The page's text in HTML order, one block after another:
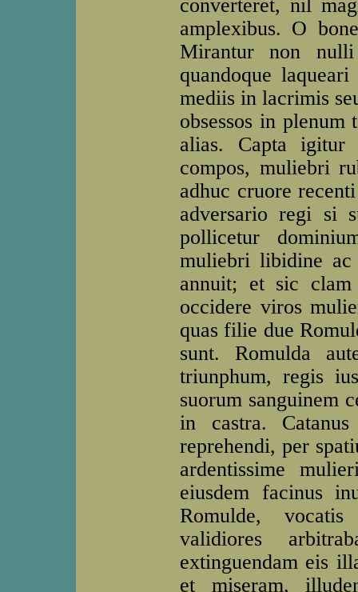
converteret, nil
amplexibus. O
Mirantur non
quandoque
mediis in lacrimis
obsessos in plenum
alias. Capta
compos, muliebri
adhuc cruore
adversario regi si
pollicetur
muliebri libidine
annuit; et sic clam
occidere viros
quas filie due
sunt. Romulda
triunphum, regis
suorum sanguinem
in castra.
reprehendi, per
ardentissime
eiusdem facinus
Romulde,
validiores
extinguendam eis
et miseram,